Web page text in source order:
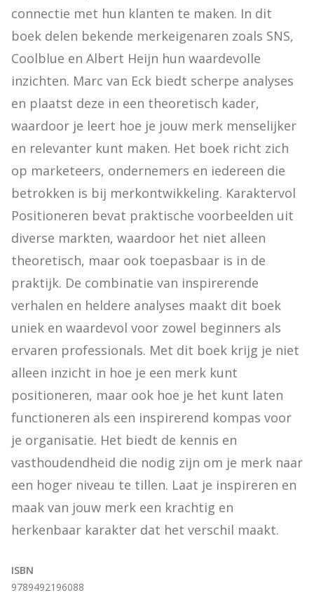
connectie met hun klanten te maken. In dit
boek delen bekende merkeigenaren zoals SNS,
Coolblue en Albert Heijn hun waardevolle
inzichten. Marc van Eck biedt scherpe analyses
en plaatst deze in een theoretisch kader,
waardoor je leert hoe je jouw merk menselijker
en relevanter kunt maken. Het boek richt zich
op marketeers, ondernemers en iedereen die
betrokken is bij merkontwikkeling. Karaktervol
Positioneren bevat praktische voorbeelden uit
diverse markten, waardoor het niet alleen
theoretisch, maar ook toepasbaar is in de
praktijk. De combinatie van inspirerende
verhalen en heldere analyses maakt dit boek
uniek en waardevol voor zowel beginners als
ervaren professionals. Met dit boek krijg je niet
alleen inzicht in hoe je een merk kunt
positioneren, maar ook hoe je het kunt laten
functioneren als een inspirerend kompas voor
je organisatie. Het biedt de kennis en
vasthoudendheid die nodig zijn om je merk naar
een hoger niveau te tillen. Laat je inspireren en
maak van jouw merk een krachtig en
herkenbaar karakter dat het verschil maakt.
ISBN
9789492196088